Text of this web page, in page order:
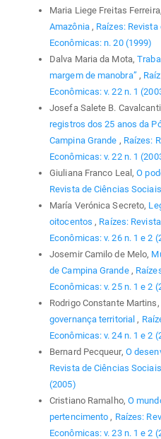
Maria Liege Freitas Ferreira,
Amazônia , Raízes:
Econômicas: n. 20 (1999)
Dalva Maria da Mota,
margem de manobra” ,
Econômicas: v. 22 n. 1
Josefa Salete B.
registros dos 25 anos da
Campina Grande , Raízes:
Econômicas: v. 22 n. 1
Giuliana Franco Leal,O
Revista de Ciências
María Verónica Secreto,
oitocentos , Raízes:
Econômicas: v. 26 n. 1 e 2
Josemir Camilo de Melo,
de Campina Grande ,
Econômicas: v. 25 n. 1 e 2
Rodrigo Constante Martins,
governança territorial ,
Econômicas: v. 24 n. 1 e 2
Bernard Pecqueur, O
Revista de Ciências
(2005)
Cristiano Ramalho, O
pertencimento , Raízes:
Econômicas: v. 23 n. 1 e 2